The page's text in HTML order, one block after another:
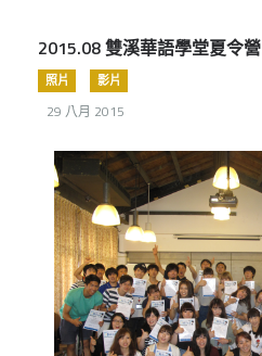
2015.08 雙溪華語學堂夏令營
照片 影片
29 八月 2015